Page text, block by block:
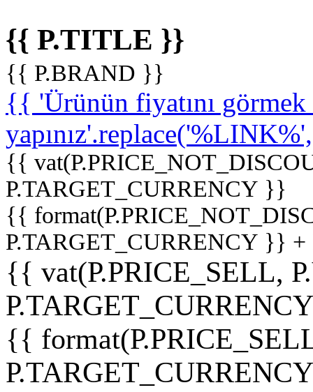
{{ P.TITLE }}
{{ P.BRAND }}
{{ 'Ürünün fiyatını
{{
P.TARGET_CURRENCY }}
{{
P.TARGET_CURRENCY }}
{{ vat(P.PRICE_SELL,
{{